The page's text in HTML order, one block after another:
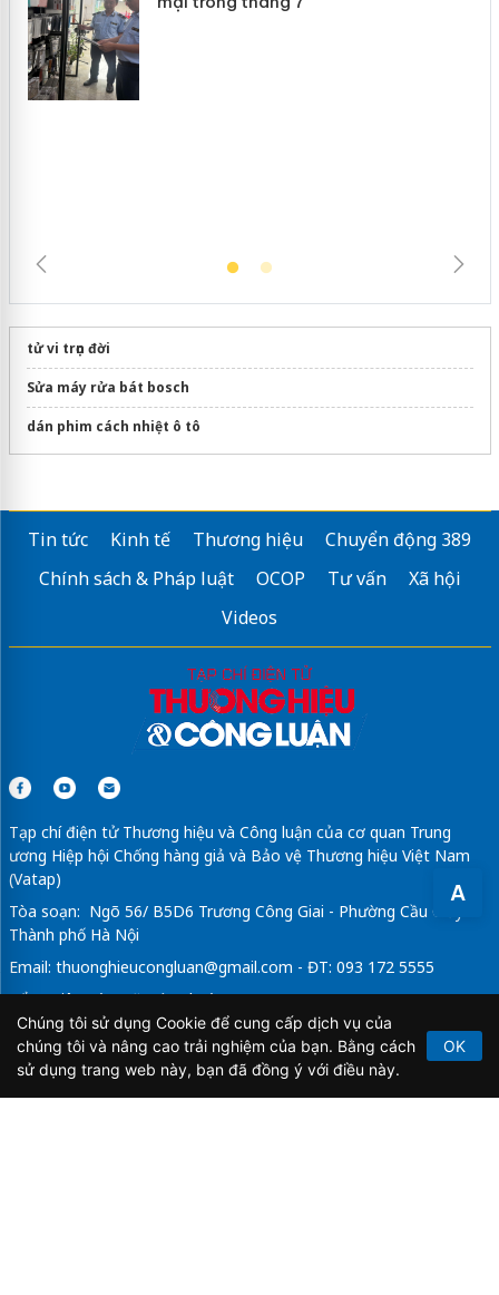
A
giả mạo
tử vi trọn đời
Sửa máy rửa bát bosch
dán phim cách nhiệt ô tô
Tin tức Kinh tế Thương hiệu
Chuyển động 389
Chính sách & Pháp luật
OCOP Tư vấn
Xã hội
Videos
Tạp chí điện tử Thương hiệu và Công luận của cơ quan Trung
ương Hiệp hội Chống hàng giả và Bảo vệ Thương hiệu Việt Nam
(Vatap)
Tòa soạn: Ngõ 56/ B5D6 Trương Công Giai - Phường Cầu Giấy -
Thành phố Hà Nội
Email: thuonghieucongluan@gmail.com - ĐT: 093 172 5555
Tổng Biên Tập: Vũ Đức Thuận
Giấy phép hoạt động báo chí điện tử số 64/GP-BTTTT do Bộ
Thông tin và Truyền thông cấp ngày 21/2/2020.
Chúng tôi sử dụng Cookie để cung cấp dịch vụ của
chúng tôi và nâng cao trải nghiệm của bạn. Bằng cách
sử dụng trang web này, bạn đã đồng ý với điều này.
OK